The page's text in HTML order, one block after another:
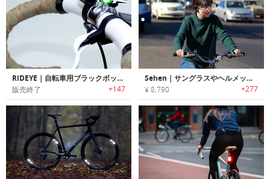
RIDEYE｜自転車用ブラックボックスカメラ
販売終了 +147
Sehen｜サングラスやヘルメットに取付け安全性を高めるリアビューミラー「シーヘン」
¥ 8,790 +277